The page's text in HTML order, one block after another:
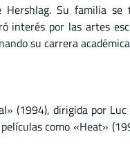
Su familia se
interés por las artes
su carrera
(1994), dirigida por
como «Heat»